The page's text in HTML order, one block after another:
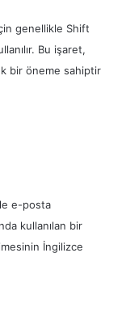
genellikle Shift
Bu işaret,
bir öneme sahiptir
e-posta
kullanılan bir
İngilizce